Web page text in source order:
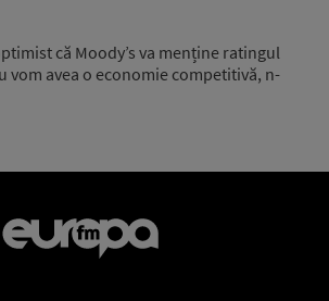
că Moody’s va menține ratingul
vom avea o economie competitivă, n-